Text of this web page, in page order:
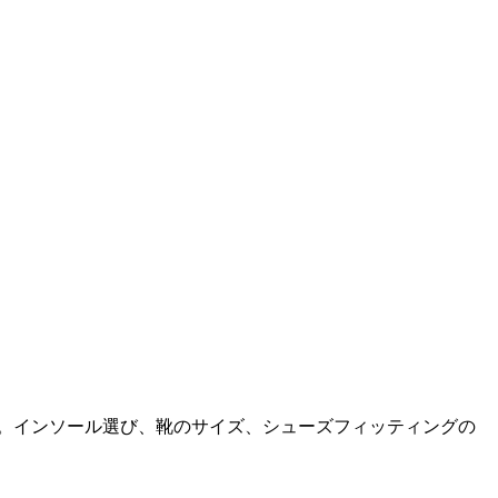
ンソール選び、靴のサイズ、シューズフィッティングの